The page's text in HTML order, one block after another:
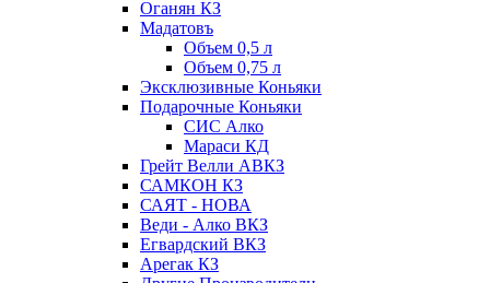
Оганян КЗ
Мадатовъ
Объем 0,5 л
Объем 0,75 л
Эксклюзивные Коньяки
Подарочные Коньяки
СИС Алко
Мараси КД
Грейт Велли АВКЗ
САМКОН КЗ
САЯТ - НОВА
Веди - Алко ВКЗ
Егвардский ВКЗ
Арегак КЗ